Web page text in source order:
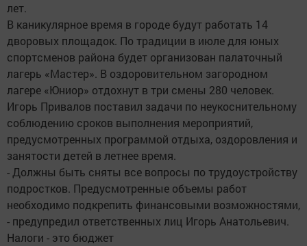
лет.
В каникулярное время в городе будут работать 14
дворовых площадок. По традиции в июле для юных
спортсменов района будет организован палаточный
лагерь «Мастер». В оздоровительном загородном
лагере «Юниор» отдохнут в три смены 280 человек.
Игорь Привалов поставил задачи по неукоснительному
соблюдению сроков выполнения мероприятий,
предусмотренных программой отдыха, оздоровления и
занятости детей в летнее время.
- Должны быть сняты все вопросы по трудоустройству
подростков. Предусмотренные объемы работ
необходимо подкрепить финансовыми возможностями,
- предупредил ответственных лиц Игорь Анатольевич.
Налоги - это бюджет